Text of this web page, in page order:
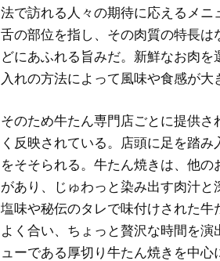
法で訪れる人々の期待に応えるメ
舌の部位を指し、その肉質の特長
どにあふれる旨みだ。新鮮なお肉
入れの方法によって風味や食感が大
そのため牛たん専門店ごとに提供
く反映されている。店頭に足を踏
をそそられる。牛たん焼きは、他
があり、じゅわっと染み出す肉汁
塩味や秘伝のタレで味付けされた
よく合い、ちょっと贅沢な時間を
ューである厚切り牛たん焼きを中心